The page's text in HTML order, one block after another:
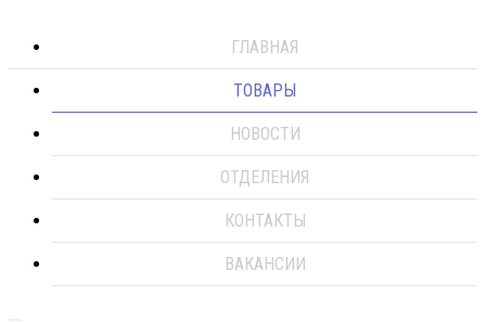
ГЛАВНАЯ
ТОВАРЫ
НОВОСТИ
ОТДЕЛЕНИЯ
КОНТАКТЫ
ВАКАНСИИ